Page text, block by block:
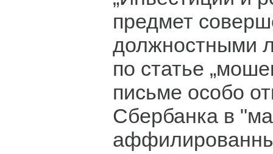
предмет
должностными
по статье
письме особо
Сбербанка в